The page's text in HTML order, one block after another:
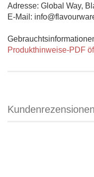
Adresse: Global Way,
E-Mail:
Produkthinweise-PDF
Kundenrezensionen